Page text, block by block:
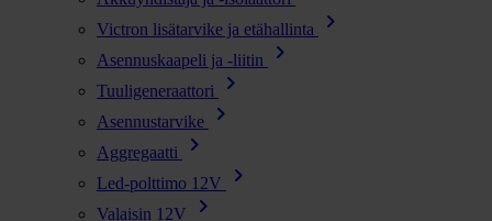
Victron lisätarvike ja etähallinta chevron_right
Asennuskaapeli ja -liitin chevron_right
Tuuligeneraattori chevron_right
Asennustarvike chevron_right
Aggregaatti chevron_right
Led-polttimo 12V chevron_right
Valaisin 12V chevron_right